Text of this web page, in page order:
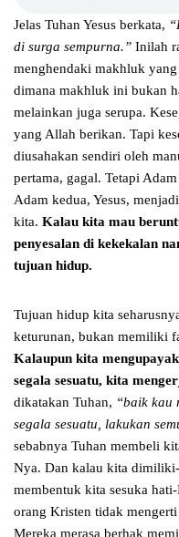
Jelas Tuhan Yesus berkata,
di surga sempurna.” Inilah
menghendaki makhluk
dimana makhluk ini bukan
melainkan juga serupa.
yang Allah berikan. Tapi
diusahakan sendiri oleh
pertama, gagal. Tetapi
Adam kedua, Yesus,
kita. Kalau kita mau
penyesalan di kekekalan
tujuan hidup.
Tujuan hidup kita
keturunan, bukan memiliki
Kalaupun kita
segala sesuatu, kita
dikatakan Tuhan, “baik kau
segala sesuatu, lakukan
sebabnya Tuhan membeli
Nya. Dan kalau kita
membentuk kita sesuka
orang Kristen tidak
Mereka merasa berhak